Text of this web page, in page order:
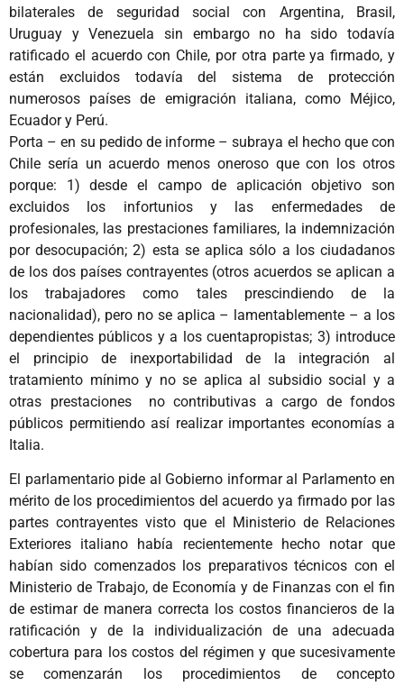
bilaterales de seguridad social con Argentina, Brasil,
Uruguay y Venezuela sin embargo no ha sido todavía
ratificado el acuerdo con Chile, por otra parte ya firmado, y
están excluidos todavía del sistema de protección
numerosos países de emigración italiana, como Méjico,
Ecuador y Perú.
Porta – en su pedido de informe – subraya el hecho que con
Chile sería un acuerdo menos oneroso que con los otros
porque: 1) desde el campo de aplicación objetivo son
excluidos los infortunios y las enfermedades de
profesionales, las prestaciones familiares, la indemnización
por desocupación; 2) esta se aplica sólo a los ciudadanos
de los dos países contrayentes (otros acuerdos se aplican a
los trabajadores como tales prescindiendo de la
nacionalidad), pero no se aplica – lamentablemente – a los
dependientes públicos y a los cuentapropistas; 3) introduce
el principio de inexportabilidad de la integración al
tratamiento mínimo y no se aplica al subsidio social y a
otras prestaciones no contributivas a cargo de fondos
públicos permitiendo así realizar importantes economías a
Italia.
El parlamentario pide al Gobierno informar al Parlamento en
mérito de los procedimientos del acuerdo ya firmado por las
partes contrayentes visto que el Ministerio de Relaciones
Exteriores italiano había recientemente hecho notar que
habían sido comenzados los preparativos técnicos con el
Ministerio de Trabajo, de Economía y de Finanzas con el fin
de estimar de manera correcta los costos financieros de la
ratificación y de la individualización de una adecuada
cobertura para los costos del régimen y que sucesivamente
se comenzarán los procedimientos de concepto